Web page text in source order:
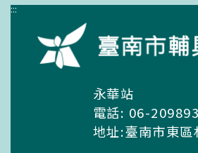
:::
永華站
電話: 06-
地址:臺南市東